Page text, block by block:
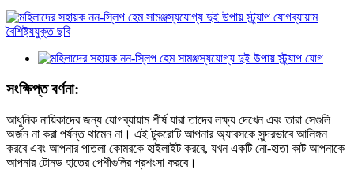
সংক্ষিপ্ত বর্ণনা:
আধুনিক নায়িকাদের জন্য যোগব্যায়াম শীর্ষ যারা তাদের লক্ষ্য দেখেন এবং তারা সেগুলি
অর্জন না করা পর্যন্ত থামেন না। এই টুকরোটি আপনার অ্যাবসকে সুন্দরভাবে আলিঙ্গন
করবে এবং আপনার পাতলা কোমরকে হাইলাইট করবে, যখন একটি নো-হাতা কাট আপনাকে
আপনার টোনড হাতের পেশীগুলির প্রশংসা করবে।